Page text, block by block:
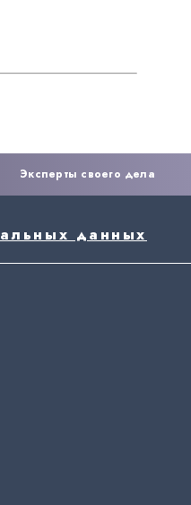
Эксперты своего дела
данных